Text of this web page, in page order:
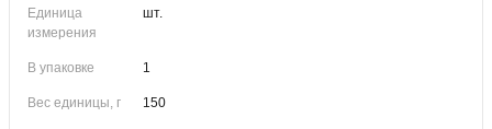
Единица
измерения
шт.
В упаковке 1
Вес единицы, г 150